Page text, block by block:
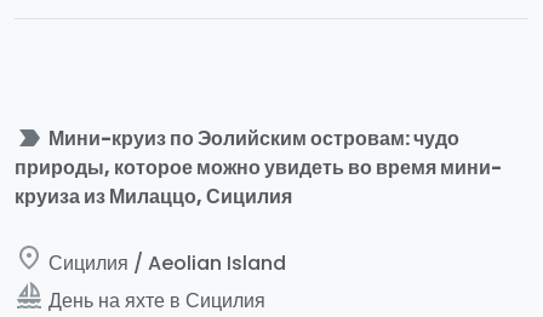
label_important Мини-круиз по Эолийским островам: чудо
природы, которое можно увидеть во время мини-
круиза из Милаццо, Сицилия
place Сицилия / Aeolian Island
sailing День на яхте в Сицилия